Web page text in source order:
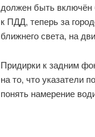
должен быть включён
к ПДД, теперь за
ближнего света, на
Придирки к задним
на то, что указатели
понять намерение